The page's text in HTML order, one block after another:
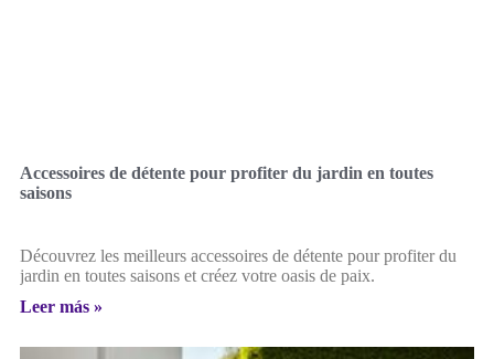
Accessoires de détente pour profiter du jardin en toutes
saisons
Découvrez les meilleurs accessoires de détente pour profiter du
jardin en toutes saisons et créez votre oasis de paix.
Leer más »